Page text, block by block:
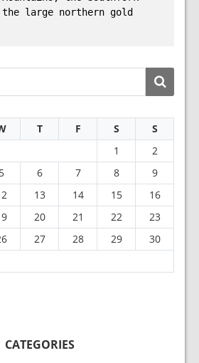
the large northern gold
T F S
S
1
2
5 6 7 8
9
13 14 15
16
20 21 22
23
27 28 29
30
CATEGORIES